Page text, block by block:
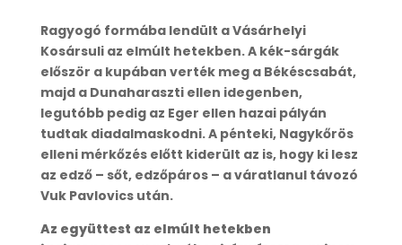
Ragyogó formába lendült a Vásárhelyi
Kosársuli az elmúlt hetekben. A kék-sárgák
először a kupában verték meg a Békéscsabát,
majd a Dunaharaszti ellen idegenben,
legutóbb pedig az Eger ellen hazai pályán
tudtak diadalmaskodni. A pénteki, Nagykőrös
elleni mérkőzés előtt kiderült az is, hogy ki lesz
az edző – sőt, edzőpáros – a váratlanul távozó
Vuk Pavlovics után.
Az együttest az elmúlt hetekben